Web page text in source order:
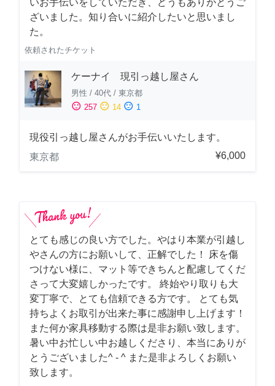
ざいました。知り合いに紹介したいと思いまし
た。
依頼されたチケット
ケーナイ 現引っ越し屋さん
男性 / 40代 / 東京都
sentiment_satisfied 257 sentiment_neutral 14 sentiment_dissatisfied 1
現役引っ越し屋さんがお手伝いいたします。
東京都
¥6,000
とても感じの良い方でした。やはり本業が引越し
やさんの方にお願いして、正解でした！ 床を傷
つけない様に、マット等できちんと配慮してくだ
さって大変嬉しかったです。 終始やり取りも大
変丁寧で、とても信頼できる方です。 とても気
持ちよくお取引が出来た事に感謝申し上げます！
また何か家具移動する際は是非お願い致します。
暑い中お忙しい中お越しくださり、本当にありが
とうございました^ - ^ また是非よろしくお願い
致します。